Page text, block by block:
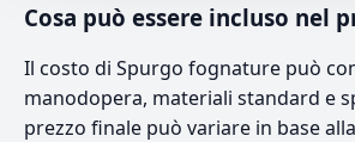
Cosa può essere incluso nel
Il costo di Spurgo fognature può
manodopera, materiali standard e
prezzo finale può variare in base